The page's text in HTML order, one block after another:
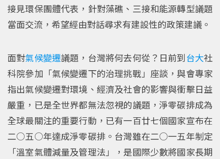
接見環保團體代表，針對藻礁、三接和能源轉型議題
當面交流，希望經由對話尋求有建設性的政策建議。
面對氣候變遷議題，台灣將何去何從？日前到台大社
科院參加「氣候變遷下的治理挑戰」座談，與會專家
指出氣候變遷對環境、經濟及社會的影響與衝擊日益
嚴重，已是全世界都無法忽視的議題，淨零碳排成為
全球最關注的重要行動，已有一百廿七個國家宣布在
二○五○年達成淨零碳排。台灣雖在二○一五年制定
「溫室氣體減量及管理法」，是國際少數將國家長期